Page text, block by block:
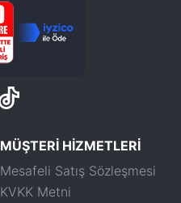
MÜŞTERİ HİZMETLERİ
Mesafeli Satış Sözleşmesi
KVKK Metni